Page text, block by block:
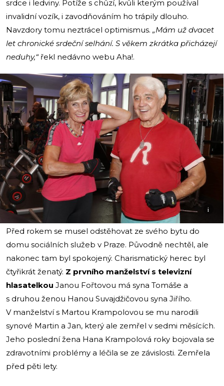
srdce i ledviny. Potíže s chůzí, kvůli kterým používal
invalidní vozík, i zavodňováním ho trápily dlouho.
Navzdory tomu neztrácel optimismus. „Mám už dvacet
let chronické srdeční selhání. S věkem zkrátka přicházejí
neduhy,“řekl nedávno webu Aha!.
i
Před rokem se musel odstěhovat ze svého bytu do
domu sociálních služeb v Praze. Původně nechtěl, ale
nakonec tam byl spokojený. Charismatický herec byl
čtyřikrát ženatý. Z prvního manželství s televizní
hlasatelkou Janou Fořtovou má syna Tomáše a
s druhou ženou Hanou Suvajdžičovou syna Jiřího.
V manželství s Martou Krampolovou se mu narodili
synové Martin a Jan, který ale zemřel v sedmi měsících.
Jeho poslední žena Hana Krampolová roky bojovala se
zdravotními problémy a léčila se ze závislosti. Zemřela
před pěti lety.